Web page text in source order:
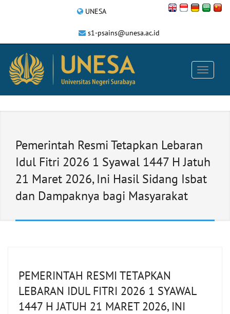
UNESA
s1-psains@unesa.ac.id
Pemerintah Resmi Tetapkan Lebaran
Idul Fitri 2026 1 Syawal 1447 H Jatuh
21 Maret 2026, Ini Hasil Sidang Isbat
dan Dampaknya bagi Masyarakat
PEMERINTAH RESMI TETAPKAN
LEBARAN IDUL FITRI 2026 1 SYAWAL
1447 H JATUH 21 MARET 2026, INI